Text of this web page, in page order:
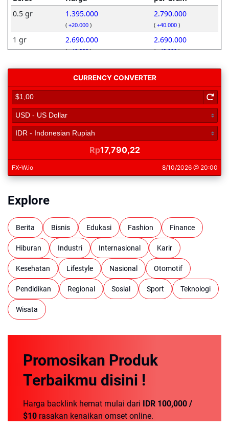
Explore
Berita Bisnis Edukasi Fashion Finance
Hiburan Industri Internasional Karir
Kesehatan Lifestyle Nasional Otomotif
Pendidikan Regional Sosial Sport Teknologi
Wisata
Promosikan Produk
Terbaikmu disini !
Harga backlink hemat mulai dari
IDR 100,000 /
$10 rasakan kenaikan omset online.